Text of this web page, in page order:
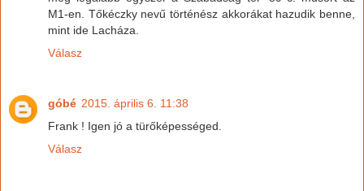
M1-en. Tőkéczky nevű történész akkorákat hazudik benne,
mint ide Lacháza.
Válasz
góbé 2015. április 6. 11:38
Frank ! Igen jó a türőképességed.
Válasz